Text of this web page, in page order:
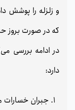
و زلزله را پوشش
که در صورت بروز
در ادامه بررسی
دارد:
جبران خسارات